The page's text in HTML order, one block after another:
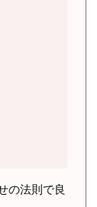
の法則で良